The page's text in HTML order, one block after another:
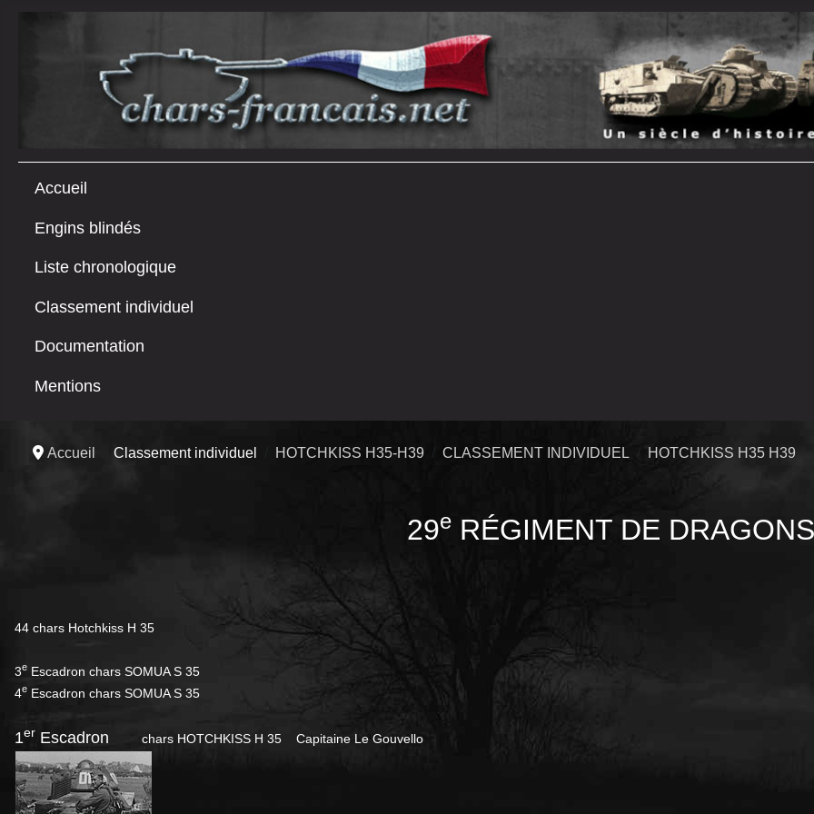
Accueil
Engins blindés
Liste chronologique
Classement individuel
Documentation
Mentions
Accueil Classement individuel HOTCHKISS H35-H39 CLASSEMENT INDIVIDUEL HOTCHKISS H35 H39
29eRÉGIMENT DE DRAGONS
44 chars Hotchkiss H 35
3e Escadron chars SOMUA S 35
4e Escadron chars SOMUA S 35
1er Escadron chars HOTCHKISS H 35 Capitaine Le Gouvello